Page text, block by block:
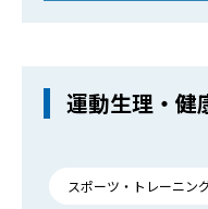
運動生理・健
スポーツ・トレーニン